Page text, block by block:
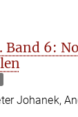
Band 6:
Johanek,